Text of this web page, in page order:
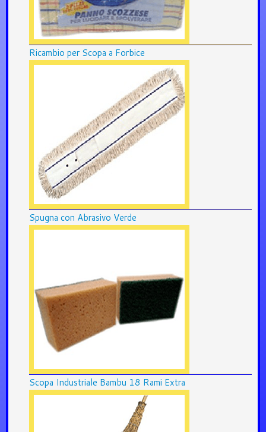
Ricambio per Scopa a Forbice
Spugna con Abrasivo Verde
Scopa Industriale Bambu 18 Rami Extra